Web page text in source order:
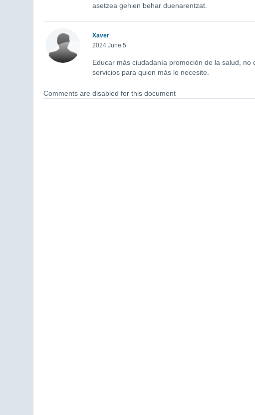
asetzea gehien behar duenarentzat.
Xaver
2024 June 5
Educar más ciudadanía promoción de la salud,
servicios para quien más lo necesite.
Comments are disabled for this document